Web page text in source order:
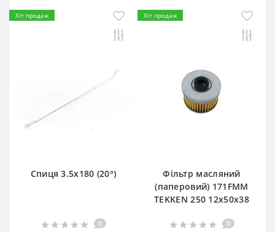
Хіт продаж
Спиця 3.5х180 (20°)
0
Хіт продаж
Фільтр масляний
(паперовий) 171FMM
TEKKEN 250 12х50х38
0